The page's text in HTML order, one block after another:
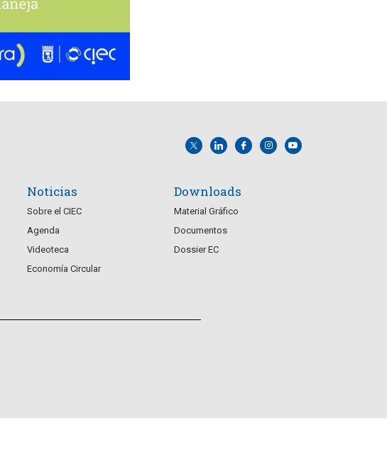
Noticias
Sobre el CIEC
Agenda
Videoteca
Economía Circular
Downloads
Material Gráfico
Documentos
Dossier EC